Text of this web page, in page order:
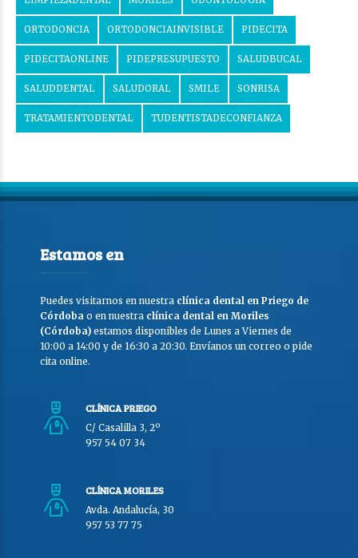
ORTODONCIA ORTODONCIAINVISIBLE PIDECITA
PIDECITAONLINE PIDEPRESUPUESTO SALUDBUCAL
SALUDDENTAL SALUDORAL SMILE SONRISA
TRATAMIENTODENTAL TUDENTISTADECONFIANZA
Estamos en
Puedes visitarnos en nuestra clínica dental en Priego de
Córdoba o en nuestra clínica dental en Moriles
(Córdoba) estamos disponibles de Lunes a Viernes de
10:00 a 14:00 y de 16:30 a 20:30. Envíanos un correo o pide
cita online.
CLÍNICA PRIEGO
C/ Casalilla 3, 2º
957 54 07 34
CLÍNICA MORILES
Avda. Andalucía, 30
957 53 77 75